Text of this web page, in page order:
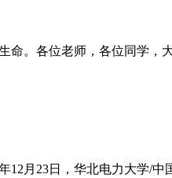
。各位老师，各位同学，
月23日，华北电力大学/